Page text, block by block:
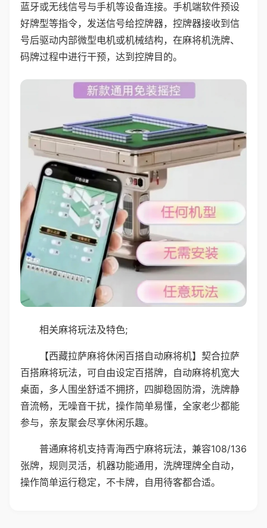
蓝牙或无线信号与手机等设备连接。手机端软件预设
好牌型等指令，发送信号给控牌器，控牌器接收到信
号后驱动内部微型电机或机械结构，在麻将机洗牌、
码牌过程中进行干预，达到控牌目的。
相关麻将玩法及特色;
【西藏拉萨麻将休闲百搭自动麻将机】契合拉萨
百搭麻将玩法，可自由设定百搭牌，自动麻将机宽大
桌面，多人围坐舒适不拥挤，四脚稳固防滑，洗牌静
音流畅，无噪音干扰，操作简单易懂，全家老少都能
参与，亲友聚会尽享休闲乐趣。
普通麻将机支持青海西宁麻将玩法，兼容108/136
张牌，规则灵活，机器功能通用，洗牌理牌全自动，
操作简单运行稳定，不卡牌，自用待客都合适。